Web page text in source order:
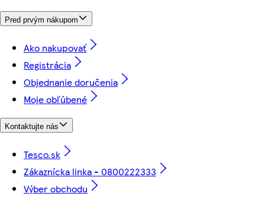
Pred prvým nákupom
Ako nakupovať
Registrácia
Objednanie doručenia
Moje obľúbené
Kontaktujte nás
Tesco.sk
Zákaznícka linka - 0800222333
Výber obchodu